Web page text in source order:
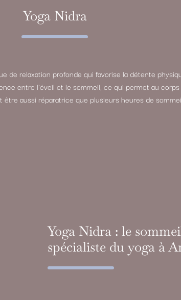
Yoga Nidra
de relaxation profonde qui favorise la détente
entre l’éveil et le sommeil, ce qui permet au
aussi réparatrice que plusieurs heures de
Yoga Nidra : le
spécialiste du yoga à